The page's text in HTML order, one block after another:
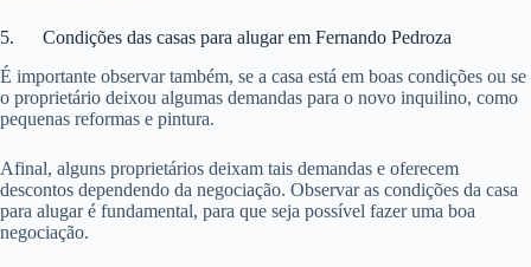
5. Condições das casas para alugar em Fernando Pedroza
É importante observar também, se a casa está em boas condições ou se
o proprietário deixou algumas demandas para o novo inquilino, como
pequenas reformas e pintura.
Afinal, alguns proprietários deixam tais demandas e oferecem
descontos dependendo da negociação. Observar as condições da casa
para alugar é fundamental, para que seja possível fazer uma boa
negociação.